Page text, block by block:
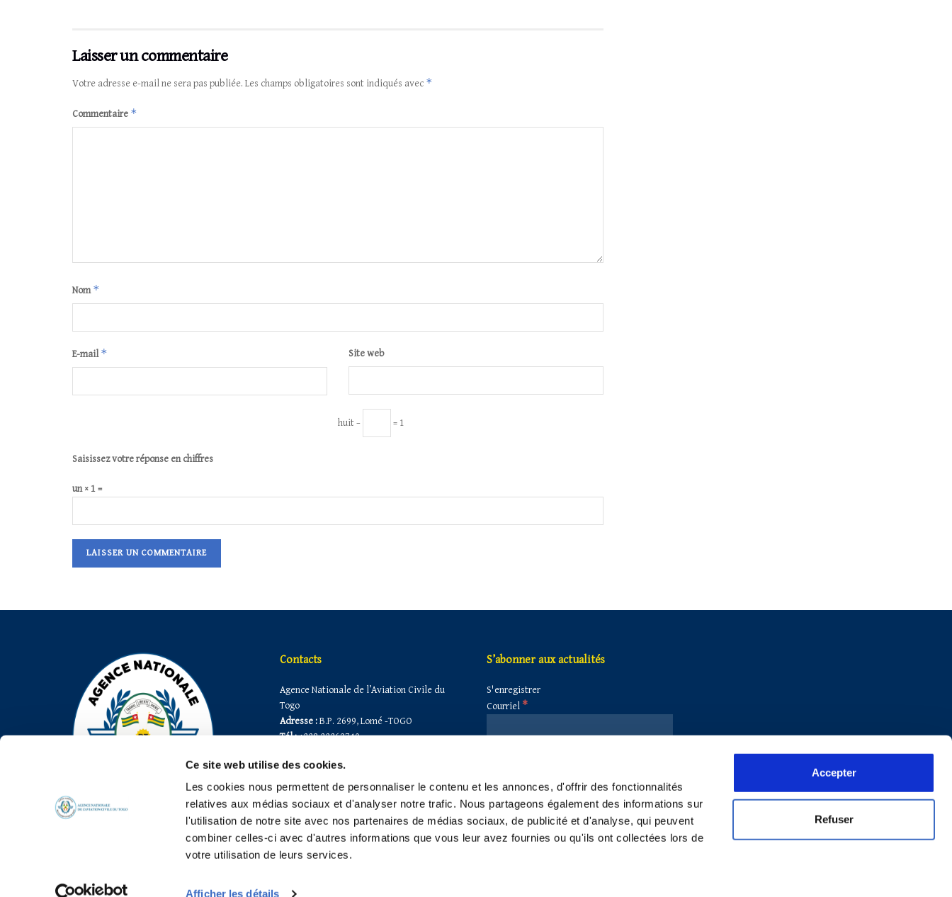
Ce site web utilise des cookies.
Les cookies nous permettent de personnaliser le contenu et les annonces, d'offrir des fonctionnalités
relatives aux médias sociaux et d'analyser notre trafic. Nous partageons également des informations sur
l'utilisation de notre site avec nos partenaires de médias sociaux, de publicité et d'analyse, qui peuvent
combiner celles-ci avec d'autres informations que vous leur avez fournies ou qu'ils ont collectées lors de
votre utilisation de leurs services.
Afficher les détails
Accepter
Refuser
Laisser un commentaire
Votre adresse e-mail ne sera pas publiée. Les champs obligatoires sont indiqués avec *
Commentaire *
Nom*
E-mail* Site web
huit − = 1
Saisissez votre réponse en chiffres
un × 1 =
Contacts
Agence Nationale de l’Aviation Civile du
Togo
Adresse :B.P. 2699, Lomé -TOGO
Tél :+228 22263740
E-mail 1:secretariat@anac-togo.tg
E-mail 2 :anactogo@gmail.com
E-mail 3 : anac@anac-togo.tg
S’abonner aux actualités
S'enregistrer
Courriel*
Copyright 2026, © ANAC-TOGO, Tous droits réservés